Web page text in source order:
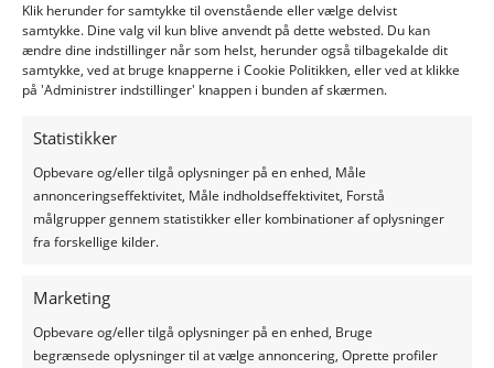
Klik herunder for samtykke til ovenstående eller vælge delvist
samtykke. Dine valg vil kun blive anvendt på dette websted. Du kan
ændre dine indstillinger når som helst, herunder også tilbagekalde dit
samtykke, ved at bruge knapperne i Cookie Politikken, eller ved at klikke
på 'Administrer indstillinger' knappen i bunden af skærmen.
Statistikker
Opbevare og/eller tilgå oplysninger på en enhed, Måle
annonceringseffektivitet, Måle indholdseffektivitet, Forstå
målgrupper gennem statistikker eller kombinationer af oplysninger
fra forskellige kilder.
Marketing
Opbevare og/eller tilgå oplysninger på en enhed, Bruge
begrænsede oplysninger til at vælge annoncering, Oprette profiler
E-
(Påkrævet)
(Påkrævet)
Stedets
navn